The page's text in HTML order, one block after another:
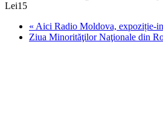
Lei15
« Aici Radio Moldova, expoziție-
Ziua Minorităţilor Naţionale din